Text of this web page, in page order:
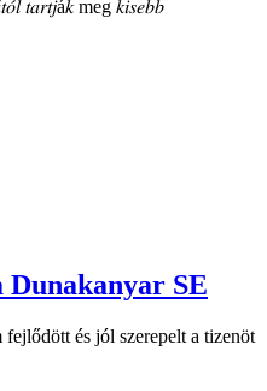
𝑡𝑎𝑟𝑡𝑗á𝑘 meg 𝑘𝑖𝑠𝑒𝑏𝑏
Dunakanyar SE
és jól szerepelt a tizenöt